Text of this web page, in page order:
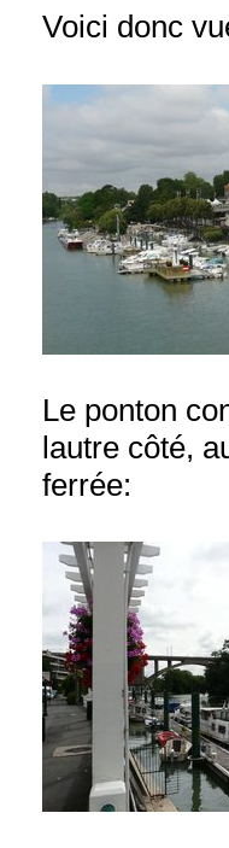
Voici donc
Le ponton
lautre côté,
ferrée: